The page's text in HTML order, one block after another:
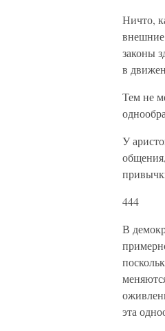
Ничто,
законы
в
Тем не
У
444
В
эта